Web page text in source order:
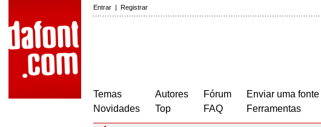
Entrar | Registrar
Temas
Novidades
Autores
Top
Fórum
FAQ
Enviar uma fonte
Ferramentas